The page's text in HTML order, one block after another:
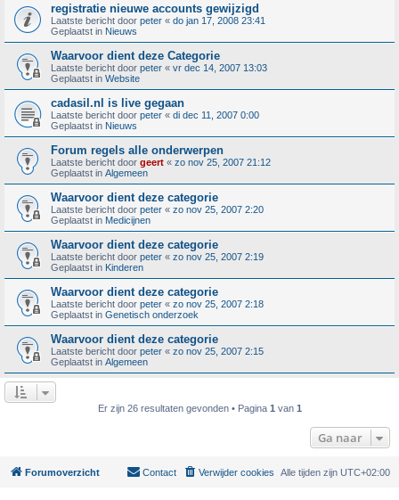
registratie nieuwe accounts gewijzigd
Laatste bericht door peter « do jan 17, 2008 23:41
Geplaatst in Nieuws
Waarvoor dient deze Categorie
Laatste bericht door peter « vr dec 14, 2007 13:03
Geplaatst in Website
cadasil.nl is live gegaan
Laatste bericht door peter « di dec 11, 2007 0:00
Geplaatst in Nieuws
Forum regels alle onderwerpen
Laatste bericht door geert « zo nov 25, 2007 21:12
Geplaatst in Algemeen
Waarvoor dient deze categorie
Laatste bericht door peter « zo nov 25, 2007 2:20
Geplaatst in Medicijnen
Waarvoor dient deze categorie
Laatste bericht door peter « zo nov 25, 2007 2:19
Geplaatst in Kinderen
Waarvoor dient deze categorie
Laatste bericht door peter « zo nov 25, 2007 2:18
Geplaatst in Genetisch onderzoek
Waarvoor dient deze categorie
Laatste bericht door peter « zo nov 25, 2007 2:15
Geplaatst in Algemeen
Er zijn 26 resultaten gevonden • Pagina 1 van 1
Ga naar
Forumoverzicht Alle tijden zijn UTC+02:00
Verwijder cookies
Contact